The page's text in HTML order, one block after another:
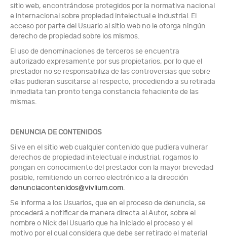
sitio web, encontrándose protegidos por la normativa nacional
e internacional sobre propiedad intelectual e industrial. El
acceso por parte del Usuario al sitio web no le otorga ningún
derecho de propiedad sobre los mismos.
El uso de denominaciones de terceros se encuentra
autorizado expresamente por sus propietarios, por lo que el
prestador no se responsabiliza de las controversias que sobre
ellas pudieran suscitarse al respecto, procediendo a su retirada
inmediata tan pronto tenga constancia fehaciente de las
mismas.
DENUNCIA DE CONTENIDOS
Si ve en el sitio web cualquier contenido que pudiera vulnerar
derechos de propiedad intelectual e industrial, rogamos lo
pongan en conocimiento del prestador con la mayor brevedad
posible, remitiendo un correo electrónico a la dirección
denunciacontenidos@vivlium.com.
Se informa a los Usuarios, que en el proceso de denuncia, se
procederá a notificar de manera directa al Autor, sobre el
nombre o Nick del Usuario que ha iniciado el proceso y el
motivo por el cual considera que debe ser retirado el material